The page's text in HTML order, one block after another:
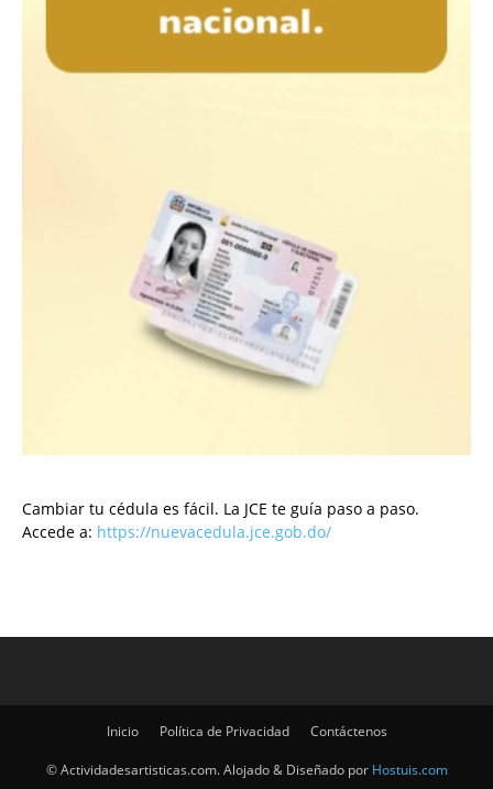
Cambiar tu cédula es fácil. La JCE te guía paso a paso.
Accede a: https://nuevacedula.jce.gob.do/
Inicio Política de Privacidad Contáctenos
© Actividadesartisticas.com. Alojado & Diseñado por Hostuis.com